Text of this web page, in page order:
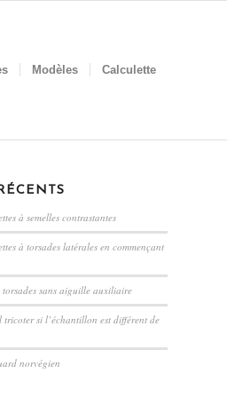
Modèles Calculette
à semelles contrastantes
à torsades latérales en commençant
sans aiguille auxiliaire
si l’échantillon est différent de
norvégien